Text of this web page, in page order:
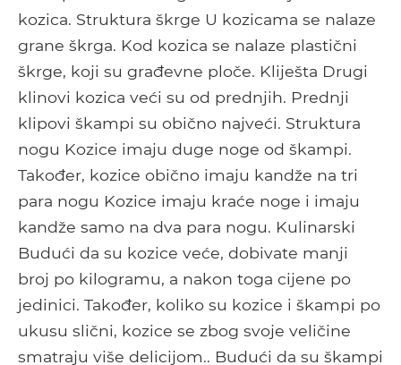
kozica. Struktura škrge U kozicama se nalaze
grane škrga. Kod kozica se nalaze plastični
škrge, koji su građevne ploče. Kliješta Drugi
klinovi kozica veći su od prednjih. Prednji
klipovi škampi su obično najveći. Struktura
nogu Kozice imaju duge noge od škampi.
Također, kozice obično imaju kandže na tri
para nogu Kozice imaju kraće noge i imaju
kandže samo na dva para nogu. Kulinarski
Budući da su kozice veće, dobivate manji
broj po kilogramu, a nakon toga cijene po
jedinici. Također, koliko su kozice i škampi po
ukusu slični, kozice se zbog svoje veličine
smatraju više delicijom.. Budući da su škampi